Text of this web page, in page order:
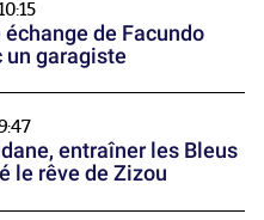
de Facundo
un garagiste
entraîner les Bleus
le rêve de Zizou